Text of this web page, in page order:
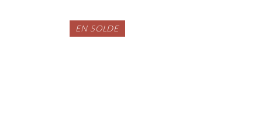
EN SOLDE